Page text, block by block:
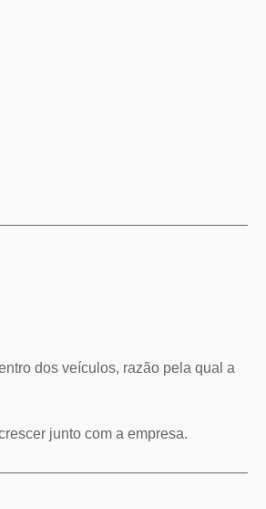
dos veículos, razão pela qual a
junto com a empresa.